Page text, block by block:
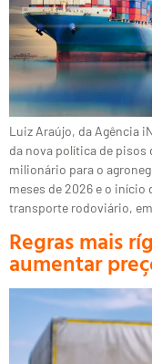
Luiz Araújo, da Agência
da nova política de
milionário para o
meses de 2026 e o início
transporte rodoviário,
Regras mais
aumentar